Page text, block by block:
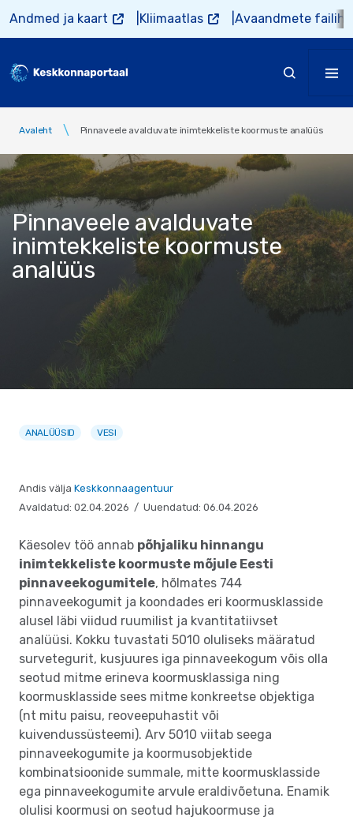
Liigu edasi põhisisu juurde
Andmed ja kaart Kliimaatlas Avaandmete
Avaleht Pinnaveele avalduvate inimtekkeliste koormuste analüüs
Pinnaveele avalduvate
inimtekkeliste koormuste
analüüs
ANALÜÜSID VESI
Andis välja Keskkonnaagentuur
Avaldatud: 02.04.2026 / Uuendatud: 06.04.2026
Käesolev töö annab põhjaliku hinnangu
inimtekkeliste koormuste mõjule Eesti
pinnaveekogumitele, hõlmates 744
pinnaveekogumit ja koondades eri koormusklasside
alusel läbi viidud ruumilist ja kvantitatiivset
analüüsi. Kokku tuvastati 5010 oluliseks määratud
survetegurit, kusjuures iga pinnaveekogum võis olla
seotud mitme erineva koormusklassiga ning
koormusklasside sees mitme konkreetse objektiga
(nt mitu paisu, reoveepuhastit või
kuivendussüsteemi). Arv 5010 viitab seega
pinnaveekogumite ja koormusobjektide
kombinatsioonide summale, mitte koormusklasside
ega pinnaveekogumite arvule eraldivõetuna. Enamik
olulisi koormusi on seotud hajukoormuse ja